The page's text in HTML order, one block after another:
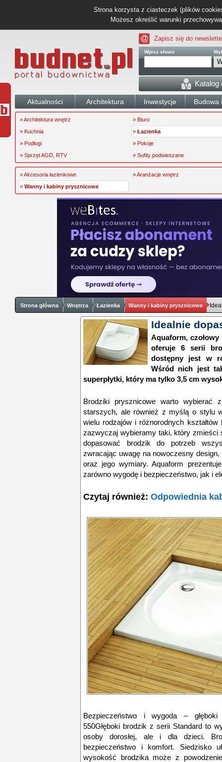
Strona korzysta z ciasteczek (plików
Możesz określić warunki
Zapisz się do
Wpisz słowo
Katalog
Aktualności Architektura Inwestycje Budowa
» Architektura wnętrz
» Biuro
» Kuchnia
» Łazienka
» Podłogi
» Pokoje
» Sprzęt AGD, RTV
» Sufity podwieszane
» Akcesoria łazienkowe
» Aranżacje wnętrz
» Wanny i kabiny prysznicowe
Strona główna Wnętrza Łazienka Wanny i kabiny prysznicowe
Idealnie
Aquaform, czołowy
oferuje 6 serii
dostępny jest w
Wśród nich jest
superpłytki, który ma tylko 3,5 cm
Brodziki prysznicowe warto wybierać
starszych, ale również z myślą o stylu
wielu rodzajów i różnorodnych
zazwyczaj wybieramy taki, który zmieści
dopasować brodzik do potrzeb
zwracając uwagę na nowoczesny
oraz jego wymiary. Aquaform
zarówno wygodę i bezpieczeństwo, jak i
Czytaj również: Odpowiednia
Bezpieczeństwo i wygoda –
550Głęboki brodzik z serii Standard to
osoby dorosłej, ale i dla dzieci.
bezpieczeństwo i komfort. Siedzisko
wysokość brodzika może z